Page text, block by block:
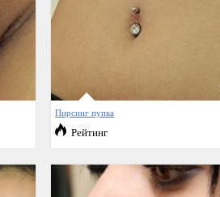
Пирсинг пупка
Рейтинг